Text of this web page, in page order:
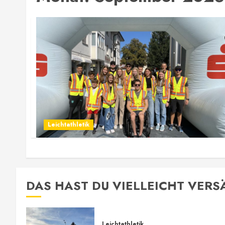
Leichtathletik
DAS HAST DU VIELLEICHT